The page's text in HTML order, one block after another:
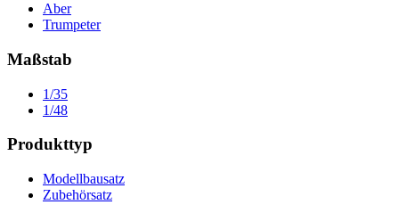
Aber
Trumpeter
Maßstab
1/35
1/48
Produkttyp
Modellbausatz
Zubehörsatz